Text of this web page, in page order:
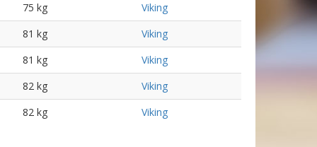
75 kg
Viking
81 kg
Viking
81 kg
Viking
82 kg
Viking
82 kg Viking